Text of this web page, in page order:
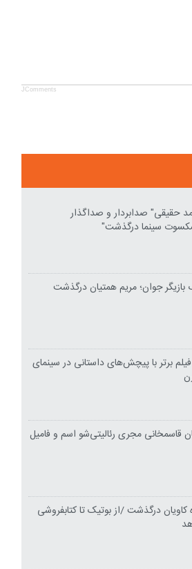
JComments
حقیقی" صدابردار و صداگذار
سینما درگذشت"
بازیگر جوان؛ مریم همتیان درگذشت
10 فیلم برتر با پیچش‌های داستانی در سینمای
قاسمخانی مجری رئالیتی‌شو اسم و فامیل
کاویان درگذشت /از بوتیک تا کتابفروشی